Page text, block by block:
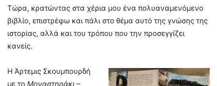
Τώρα, κρατώντας στα χέρια μου ένα πολυαναμενόμενο
βιβλίο, επιστρέφω και πάλι στο θέμα αυτό της γνώσης της
ιστορίας, αλλά και του τρόπου που την προσεγγίζει
κανείς.
Η Άρτεμις Σκουμπουρδή
με το Μοναστηράκι –